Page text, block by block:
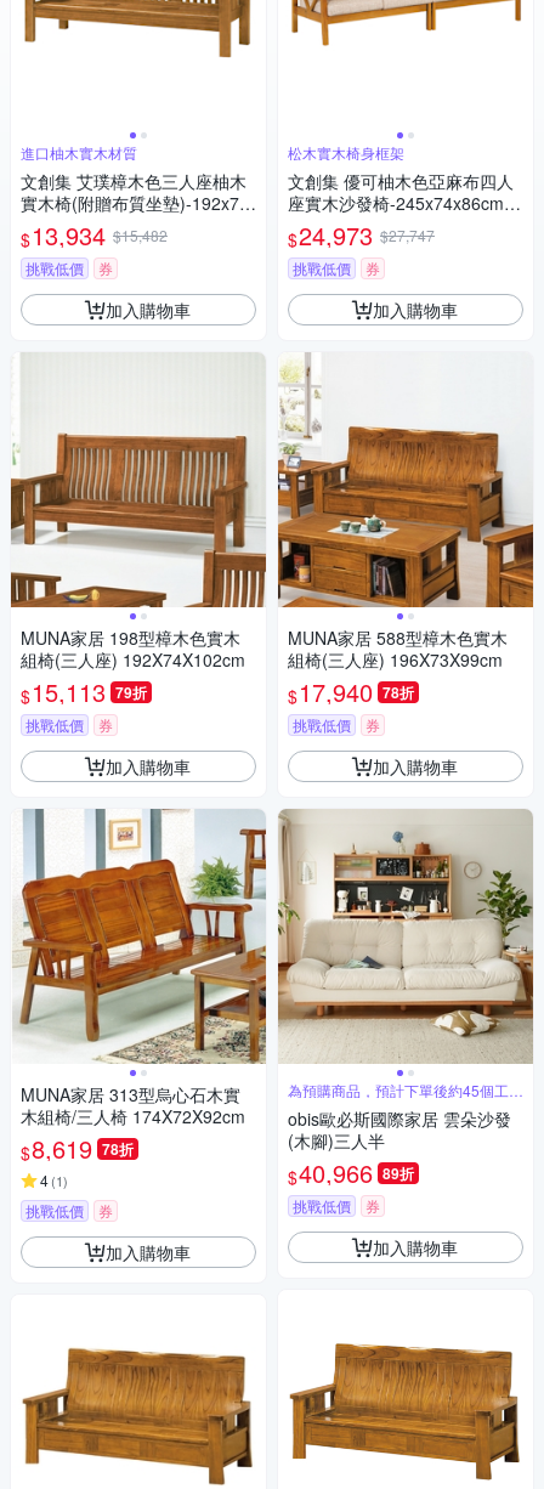
進口柚木實木材質
文創集 艾璞樟木色三人座柚木
實木椅(附贈布質坐墊)-192x74
x102cm免組
$13,934 $15,482
挑戰低價
券
加入購物車
MUNA家居 198型樟木色實木
組椅(三人座) 192X74X102cm
$15,113 79折
挑戰低價 券
加入購物車
MUNA家居 313型烏心石木實
木組椅/三人椅 174X72X92cm
$8,619 78折
4(1)
挑戰低價 券
加入購物車
松木實木椅身框架
文創集 優可柚木色亞麻布四人
座實木沙發椅-245x74x86cm免
組
$24,973 $27,747
挑戰低價
券
加入購物車
MUNA家居 588型樟木色實木
組椅(三人座) 196X73X99cm
$17,940 78折
挑戰低價 券
加入購物車
為預購商品，預計下單後約45個工作
天配送
obis歐必斯國際家居 雲朵沙發
(木腳)三人半
$40,966 89折
挑戰低價 券
加入購物車